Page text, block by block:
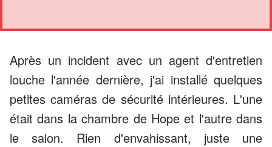
Après un incident avec un agent d'entretien
louche l'année dernière, j'ai installé quelques
petites caméras de sécurité intérieures. L'une
était dans la chambre de Hope et l'autre dans
le salon. Rien d'envahissant, juste une